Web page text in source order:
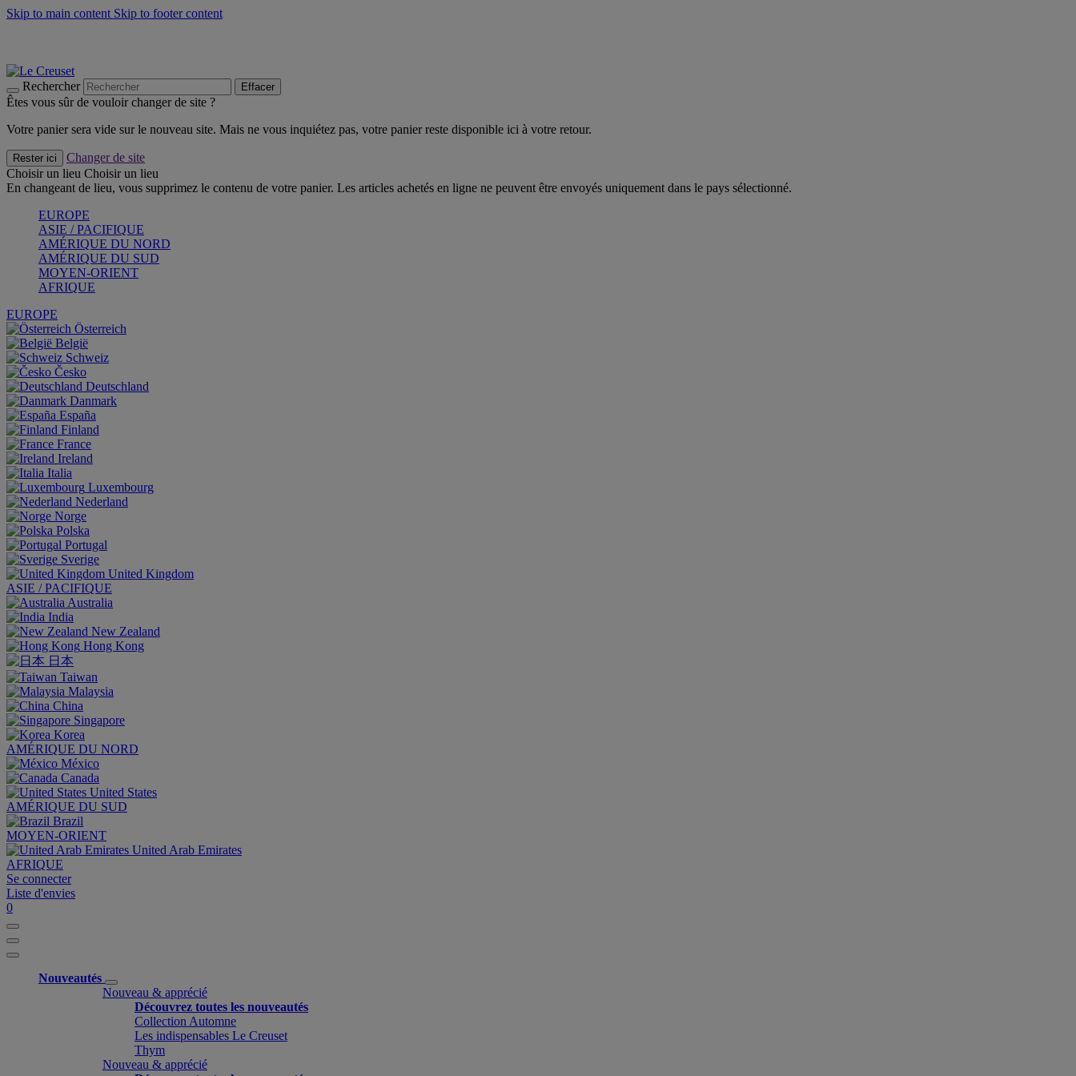
Skip to main content Skip to footer content
Rechercher Effacer
Êtes vous sûr de vouloir changer de site ?
Votre panier sera vide sur le nouveau site. Mais ne vous inquiétez pas, votre panier reste disponible ici à votre retour.
Rester ici
Changer de site
Choisir un lieu Choisir un lieu
En changeant de lieu, vous supprimez le contenu de votre panier. Les articles achetés en ligne ne peuvent être envoyés uniquement dans le pays sélectionné.
EUROPE
ASIE / PACIFIQUE
AMÉRIQUE DU NORD
AMÉRIQUE DU SUD
MOYEN-ORIENT
AFRIQUE
EUROPE
Österreich
België
Schweiz
Česko
Deutschland
Danmark
España
Finland
France
Ireland
Italia
Luxembourg
Nederland
Norge
Polska
Portugal
Sverige
United Kingdom
ASIE / PACIFIQUE
Australia
India
New Zealand
Hong Kong
日本
Taiwan
Malaysia
China
Singapore
Korea
AMÉRIQUE DU NORD
México
Canada
United States
AMÉRIQUE DU SUD
Brazil
MOYEN-ORIENT
United Arab Emirates
AFRIQUE
Se connecter
Liste d'envies
0
Nouveautés
Nouveau & apprécié
Découvrez toutes les nouveautés
Collection Automne
Les indispensables Le Creuset
Thym
Nouveau & apprécié